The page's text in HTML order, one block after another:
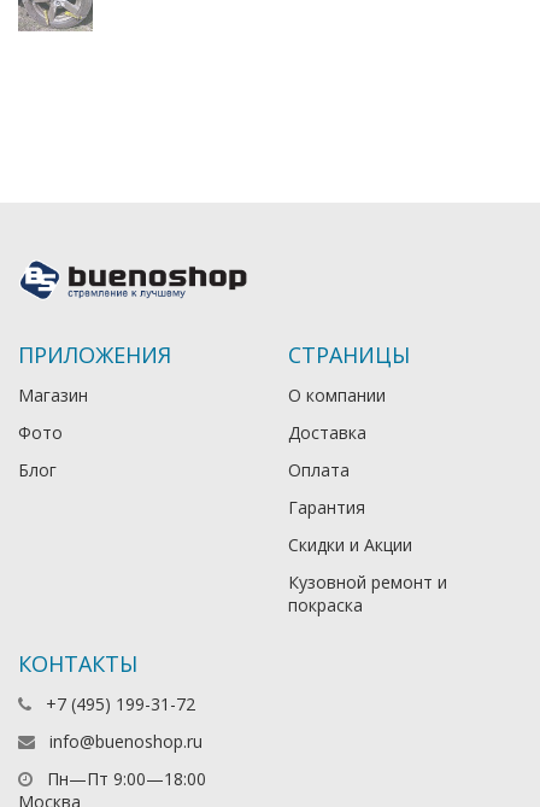
ПРИЛОЖЕНИЯ
Магазин
Фото
Блог
СТРАНИЦЫ
О компании
Доставка
Оплата
Гарантия
Скидки и Акции
Кузовной ремонт и
покраска
КОНТАКТЫ
+7 (495) 199-31-72
info@buenoshop.ru
Пн—Пт 9:00—18:00
Москва